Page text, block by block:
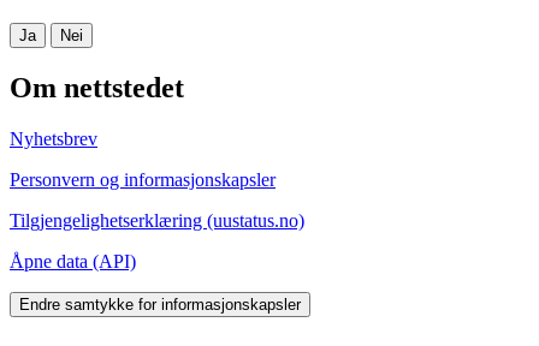
Ja Nei
Om nettstedet
Nyhetsbrev
Personvern og informasjonskapsler
Tilgjengelighetserklæring (uustatus.no)
Åpne data (API)
Endre samtykke for informasjonskapsler